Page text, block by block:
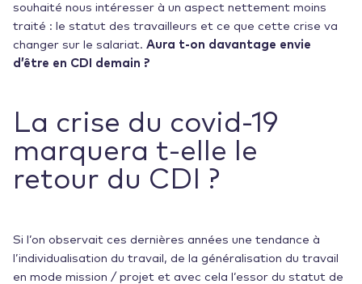
souhaité nous intéresser à un aspect nettement moins
traité : le statut des travailleurs et ce que cette crise va
changer sur le salariat. Aura t-on davantage envie
d’être en CDI demain ?
La crise du covid-19
marquera t-elle le
retour du CDI ?
Si l’on observait ces dernières années une tendance à
l’individualisation du travail, de la généralisation du travail
en mode mission / projet et avec cela l’essor du statut de